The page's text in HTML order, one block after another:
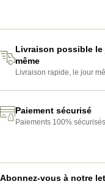
Livraison possible le
même
Livraison rapide, le jour
Paiement sécurisé
Paiements 100% sécurisés
Abonnez-vous à notre